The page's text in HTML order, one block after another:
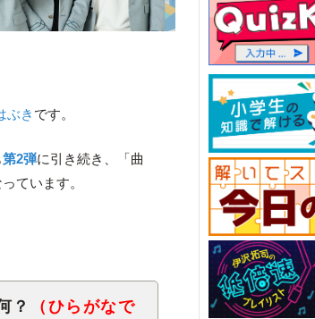
ぶき です。
第2弾に引き続き、「曲
ています。
？
（ひらがなで